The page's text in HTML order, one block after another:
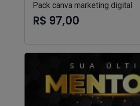
Pack canva marketing digital
R$ 97,00